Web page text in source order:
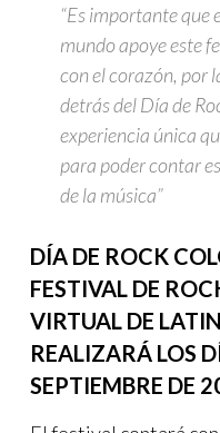
“Es importante que
mundo apoye este
con el corazón, por
detrás del Día de
experiencia única
para poder contar
de la música”
DÍA DE ROCK
FESTIVAL DE
VIRTUAL DE
REALIZARÁ LOS
SEPTIEMBRE DE